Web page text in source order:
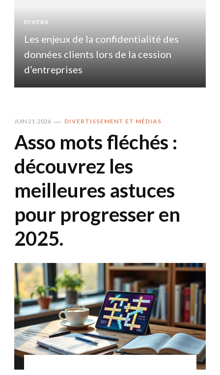
DIVERS
Les enjeux de la confidentialité des
données clients lors de la cession
d’entreprises
JUIN 21, 2026 DIVERTISSEMENT ET MÉDIAS
Asso mots fléchés :
découvrez les
meilleures astuces
pour progresser en
2025.